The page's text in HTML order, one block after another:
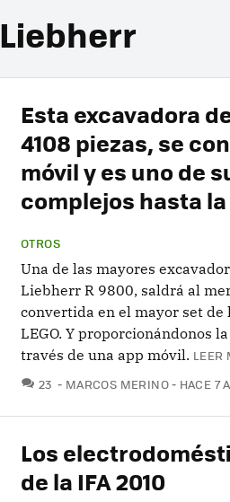
Liebherr
Esta excavadora
4108 piezas, se
móvil y es uno de
complejos hasta
OTROS
Una de las mayores
Liebherr R 9800, saldrá al
convertida en el mayor set de
LEGO. Y proporcionándonos
través de una app móvil. LEER
23 COMENTARIOS
MARCOS MERINO HACE 7
Los
de la IFA 2010